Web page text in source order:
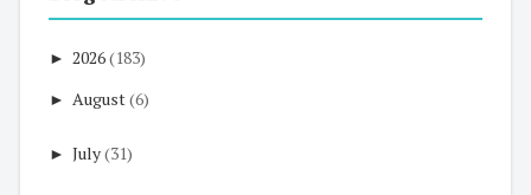
► 2026(183)
► August(6)
► July(31)